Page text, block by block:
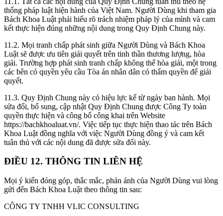
thống pháp luật hiện hành của Việt Nam. Người Dùng khi tham gia
Bách Khoa Luật phải hiểu rõ trách nhiệm pháp lý của mình và cam
kết thực hiện đúng những nội dung trong Quy Định Chung này.
11.2. Mọi tranh chấp phát sinh giữa Người Dùng và Bách Khoa
Luật sẽ được ưu tiên giải quyết trên tinh thần thương lượng, hòa
giải. Trường hợp phát sinh tranh chấp không thể hòa giải, một trong
các bên có quyền yêu cầu Tòa án nhân dân có thẩm quyền để giải
quyết.
11.3. Quy Định Chung này có hiệu lực kể từ ngày ban hành. Mọi
sửa đổi, bổ sung, cập nhật Quy Định Chung được Công Ty toàn
quyền thực hiện và công bố công khai trên Website
https://bachkhoaluat.vn/. Việc tiếp tục thực hiện thao tác trên Bách
Khoa Luật đồng nghĩa với việc Người Dùng đồng ý và cam kết
tuân thủ với các nội dung đã được sửa đổi này.
ĐIỀU 12. THÔNG TIN LIÊN HỆ
Mọi ý kiến đóng góp, thắc mắc, phản ánh của Người Dùng vui lòng
gửi đến Bách Khoa Luật theo thông tin sau:
CÔNG TY TNHH VLIC CONSULTING